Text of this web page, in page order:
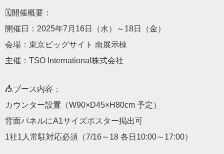
🗓開催概要：
開催日：2025年7月16日（水）～18日（金）
会場：東京ビッグサイト 南展示棟
主催：TSO International株式会社
🎪ブース内容：
カウンター設置（W90×D45×H80cm 予定）
背面パネルにA1サイズポスター掲出可
1社1人常駐対応必須（7/16～18 各日10:00～17:00）